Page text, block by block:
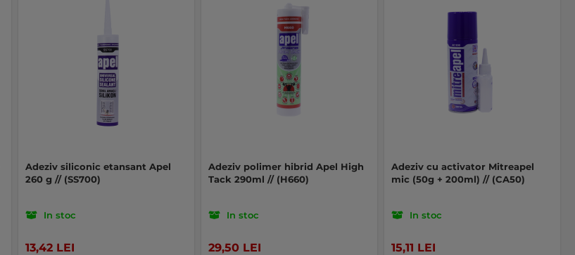
Adeziv siliconic etansant Apel
260 g // (SS700)
In stoc
13,42 LEI
Adeziv polimer hibrid Apel High
Tack 290ml // (H660)
In stoc
29,50 LEI
Adeziv cu activator Mitreapel
mic (50g + 200ml) // (CA50)
In stoc
15,11 LEI